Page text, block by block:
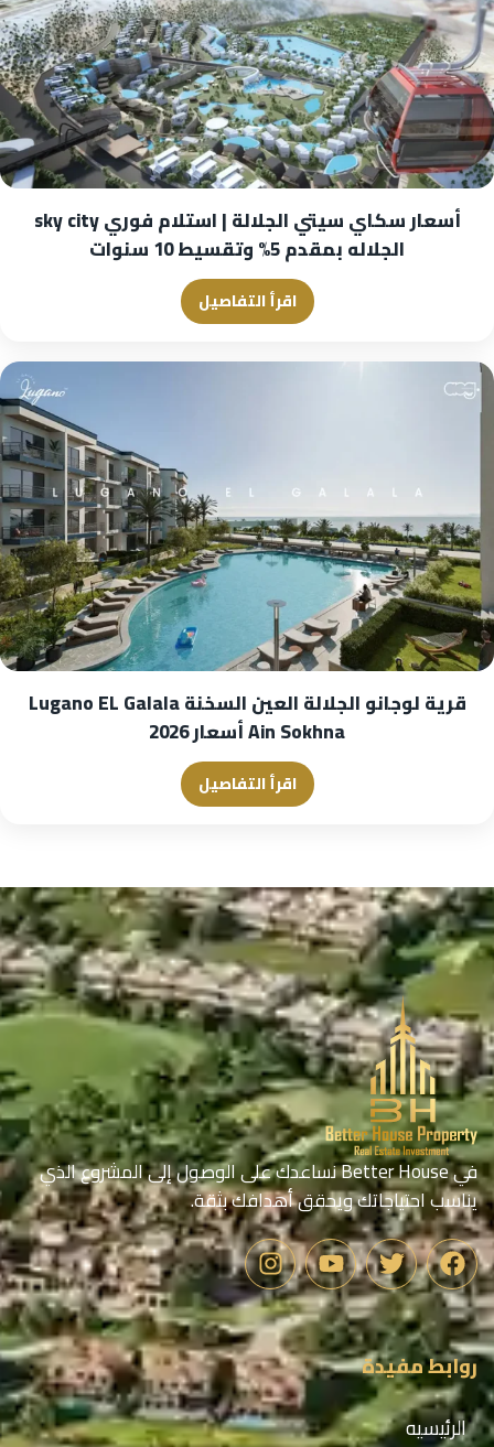
أسعار سكاي سيتي الجلالة | استلام فوري sky city
الجلاله بمقدم 5% وتقسيط 10 سنوات
اقرأ التفاصيل
قرية لوجانو الجلالة العين السخنة Lugano EL Galala
Ain Sokhna أسعار 2026
اقرأ التفاصيل
في Better House نساعدك على الوصول إلى المشروع الذي
يناسب احتياجاتك ويحقق أهدافك بثقة.
روابط مفيدة
الرئيسيه